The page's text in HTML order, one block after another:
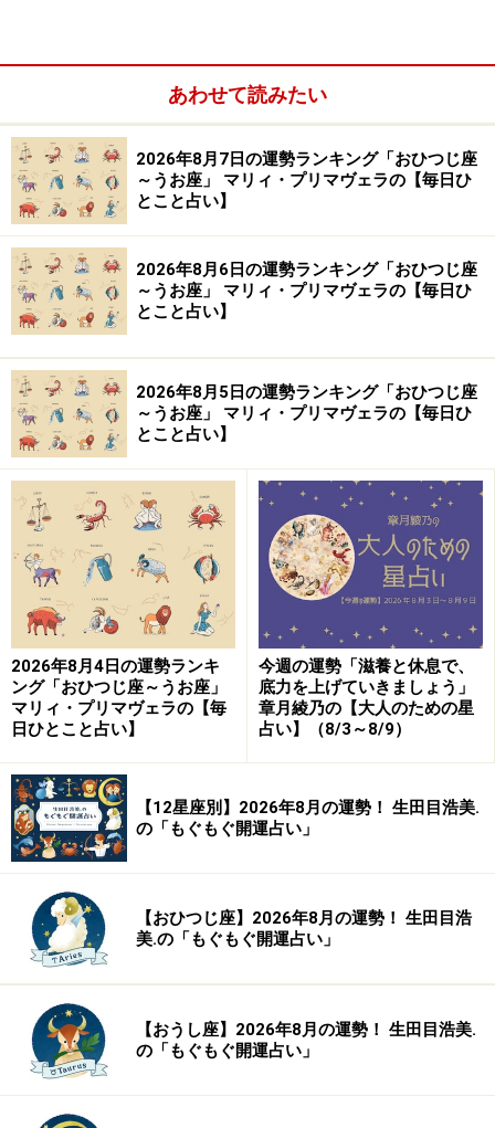
余計なひと言で墓穴を掘る予感……。口は必要以上に慎ん
で。
＞【12星座別】今月の「軌道修正＆自己回復力運」1位
の星座は？
10位：やぎ座／山羊座（12月22日～1月19
日生まれ）
苦手なことに直面しそう。親友に相談すれば解決策あ
り。
＞【12星座別】今月の「軌道修正＆自己回復力運」1位
の星座は？
9位：おうし座／牡牛座（4月20日～5月20
日生まれ）
気分が沈みがち。気の合う仲間との食事で気分一新し
て。
＞【12星座別】今月の「軌道修正＆自己回復力運」1位
の星座は？
あわせて読みたい
2026年8月7日の運勢ランキング「おひつじ座
～うお座」 マリィ・プリマヴェラの【毎日ひ
とこと占い】
2026年8月6日の運勢ランキング「おひつじ座
～うお座」 マリィ・プリマヴェラの【毎日ひ
とこと占い】
2026年8月5日の運勢ランキング「おひつじ座
～うお座」 マリィ・プリマヴェラの【毎日ひ
とこと占い】
2026年8月4日の運勢ランキ
ング「おひつじ座～うお座」
マリィ・プリマヴェラの【毎
日ひとこと占い】
今週の運勢「滋養と休息で、
底力を上げていきましょう」
章月綾乃の【大人のための星
占い】（8/3～8/9）
【12星座別】2026年8月の運勢！ 生田目浩美.
の「もぐもぐ開運占い」
【おひつじ座】2026年8月の運勢！ 生田目浩
美.の「もぐもぐ開運占い」
【おうし座】2026年8月の運勢！ 生田目浩美.
の「もぐもぐ開運占い」